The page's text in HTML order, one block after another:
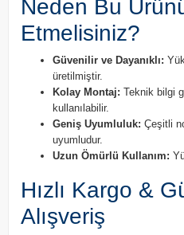
Neden Bu
Etmelisiniz?
Güvenilir ve Dayanıklı:
üretilmiştir.
Kolay Montaj: Teknik bilgi
kullanılabilir.
Geniş Uyumluluk: Çeşitli
uyumludur.
Uzun Ömürlü Kullanım:
Hızlı Kargo &
Alışveriş